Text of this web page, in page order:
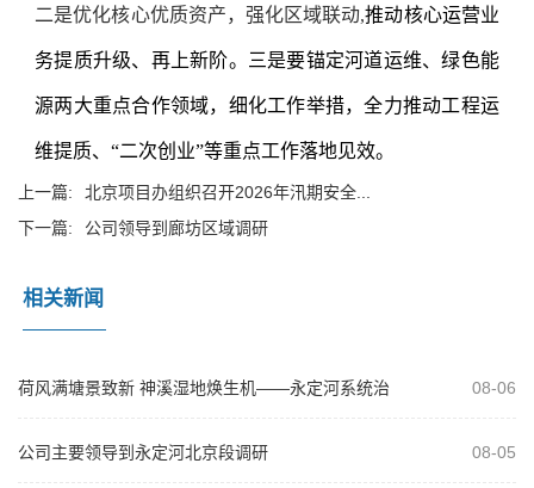
二是优化核心优质资产，强化区域联动,推动核心运营业
务提质升级、再上新阶。三是要锚定河道运维、绿色能
源两大重点合作领域，细化工作举措，全力推动工程运
维提质、“二次创业”等重点工作落地见效。
上一篇:
北京项目办组织召开2026年汛期安全...
下一篇:
公司领导到廊坊区域调研
相关新闻
荷风满塘景致新 神溪湿地焕生机——永定河系统治
08-06
公司主要领导到永定河北京段调研 08-05